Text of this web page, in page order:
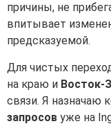
причины, не
впитывает
предсказуемой.
Для чистых
на краю и Восток-
связи. Я назначаю
запросов уже на